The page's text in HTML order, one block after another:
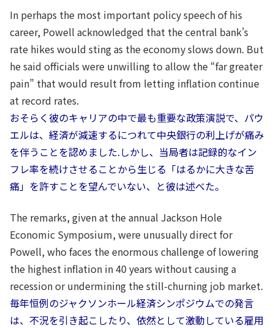
In perhaps the most important policy speech of his
career, Powell acknowledged that the central bank’s
rate hikes would sting as the economy slows down. But
he said officials were unwilling to allow the “far greater
pain” that would result from letting inflation continue
at record rates.
おそらく彼のキャリアの中で最も重要な政策演説で、パウ
エルは、経済が減速するにつれて中央銀行の利上げが痛み
を伴うことを認めました.しかし、当局者は記録的なイン
フレ率を続けさせることから生じる「はるかに大きな苦
痛」を許すことを望んでいない、と彼は述べた。
The remarks, given at the annual Jackson Hole
Economic Symposium, were unusually direct for
Powell, who faces the enormous challenge of lowering
the highest inflation in 40 years without causing a
recession or undermining the still-churning job market.
毎年恒例のジャクソンホール経済シンポジウムでの発言
は、不況を引き起こしたり、依然として激動している雇用